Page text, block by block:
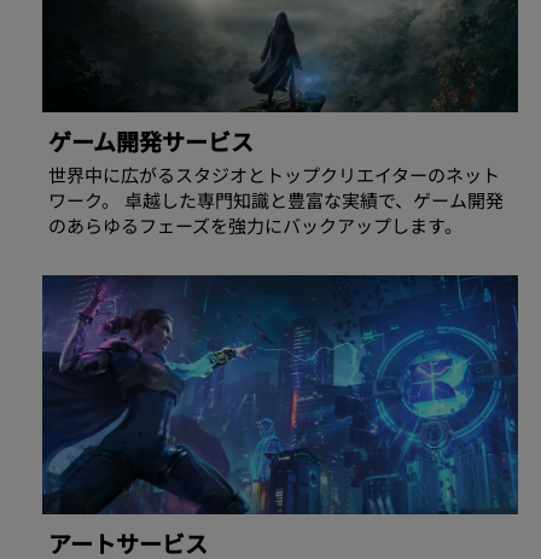
ゲーム開発サービス
世界中に広がるスタジオとトップクリエイターのネット
ワーク。 卓越した専門知識と豊富な実績で、ゲーム開発
のあらゆるフェーズを強力にバックアップします。
アートサービス